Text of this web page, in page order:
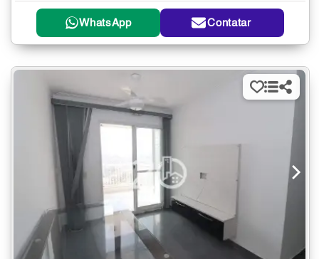
WhatsApp Contatar